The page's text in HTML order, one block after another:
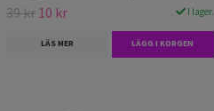
39 kr 10 kr I lager.
LÄS MER LÄGG I KORGEN